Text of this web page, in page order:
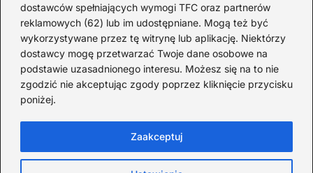
dostawców spełniających wymogi TFC oraz partnerów
reklamowych (62) lub im udostępniane. Mogą też być
wykorzystywane przez tę witrynę lub aplikację. Niektórzy
dostawcy mogę przetwarzać Twoje dane osobowe na
podstawie uzasadnionego interesu. Możesz się na to nie
zgodzić nie akceptując zgody poprzez kliknięcie przycisku
poniżej.
Zaakceptuj
Mało znane ciekawostki o
Wisławie Szymborskiej
2026-07-16
Zaskakujące ciekawostki o
2026-07-15